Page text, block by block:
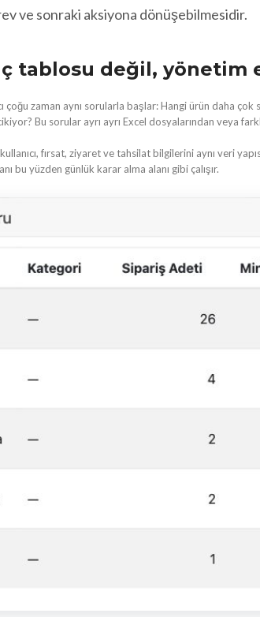
ve sonraki aksiyona dönüşebilmesidir.
tablosu değil, yönetim
zaman aynı sorularla başlar: Hangi ürün daha
Bu sorular ayrı ayrı Excel dosyalarından veya
fırsat, ziyaret ve tahsilat bilgilerini aynı veri
bu yüzden günlük karar alma alanı gibi çalışır.